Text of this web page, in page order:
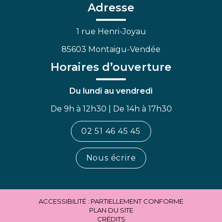
Facebook
Adresse
1 rue Henri-Joyau
85603 Montaigu-Vendée
Horaires d’ouverture
Du lundi au vendredi
De 9h à 12h30 | De 14h à 17h30
02 51 46 45 45
Nous écrire
ACCESSIBILITÉ : PARTIELLEMENT CONFORME
PLAN DU SITE
CRÉDITS